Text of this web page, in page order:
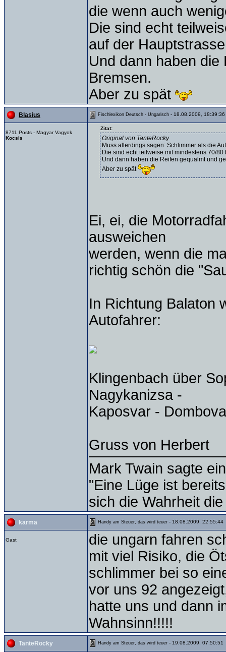
die wenn auch
Die sind echt
auf der
Und dann haben
Bremsen.
Aber zu spät
Blasius Fischlexikon Deutsch - Ungarisch - 18.08.2009, 18:39:36
8711 Posts - Magyar Vagyok
Kocsis
Zitat:
Original von TanteRocky
Muss allerdings sagen: Schlimmer als die
Die sind echt teilweise mit mindestens 70/
Und dann haben die Reifen gequalmt und
Aber zu spät
Ei, ei, die
ausweichen
werden, wenn die
richtig schön die
In Richtung Balaton
Autofahrer:
Klingenbach über
Nagykanizsa -
Kaposvar -
Gruss von Herbert
Mark Twain sagte
"Eine Lüge ist
sich die Wahrheit
karma Handy am Steuer, das wird teuer - 18.08.2009, 22:55:44
Gast
die ungarn fahren
mit viel Risiko, die
schlimmer bei so
vor uns 92
hatte uns und dann
Wahnsinn!!!!!
TanteRocky Handy am Steuer, das wird teuer - 19.08.2009, 07:50:51